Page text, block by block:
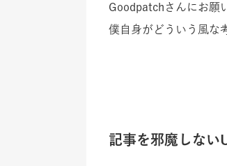
Goodpatchさんにお願
僕自身がどういう風な
記事を邪魔しない